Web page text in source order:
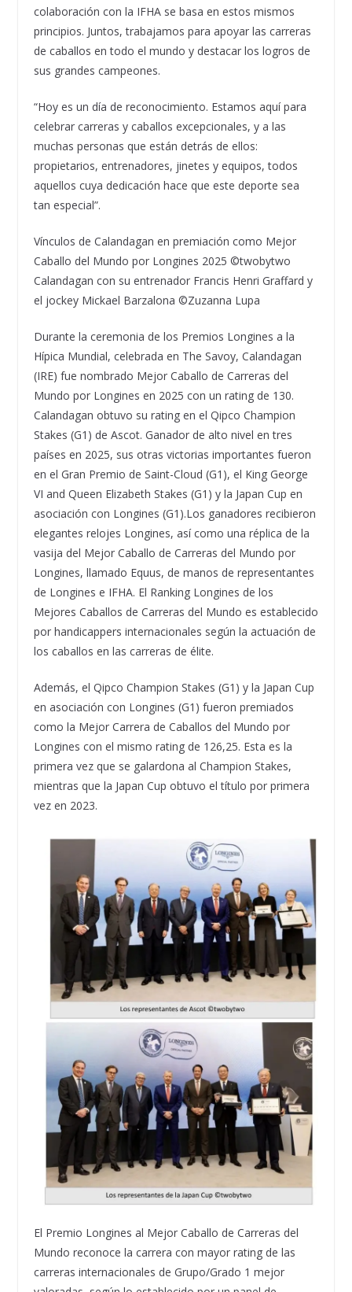
colaboración con la IFHA se basa en estos mismos
principios. Juntos, trabajamos para apoyar las carreras
de caballos en todo el mundo y destacar los logros de
sus grandes campeones.
“Hoy es un día de reconocimiento. Estamos aquí para
celebrar carreras y caballos excepcionales, y a las
muchas personas que están detrás de ellos:
propietarios, entrenadores, jinetes y equipos, todos
aquellos cuya dedicación hace que este deporte sea
tan especial”.
Vínculos de Calandagan en premiación como Mejor
Caballo del Mundo por Longines 2025 ©twobytwo
Calandagan con su entrenador Francis Henri Graffard y
el jockey Mickael Barzalona ©Zuzanna Lupa
Durante la ceremonia de los Premios Longines a la
Hípica Mundial, celebrada en The Savoy, Calandagan
(IRE) fue nombrado Mejor Caballo de Carreras del
Mundo por Longines en 2025 con un rating de 130.
Calandagan obtuvo su rating en el Qipco Champion
Stakes (G1) de Ascot. Ganador de alto nivel en tres
países en 2025, sus otras victorias importantes fueron
en el Gran Premio de Saint-Cloud (G1), el King George
VI and Queen Elizabeth Stakes (G1) y la Japan Cup en
asociación con Longines (G1).Los ganadores recibieron
elegantes relojes Longines, así como una réplica de la
vasija del Mejor Caballo de Carreras del Mundo por
Longines, llamado Equus, de manos de representantes
de Longines e IFHA. El Ranking Longines de los
Mejores Caballos de Carreras del Mundo es establecido
por handicappers internacionales según la actuación de
los caballos en las carreras de élite.
Además, el Qipco Champion Stakes (G1) y la Japan Cup
en asociación con Longines (G1) fueron premiados
como la Mejor Carrera de Caballos del Mundo por
Longines con el mismo rating de 126,25. Esta es la
primera vez que se galardona al Champion Stakes,
mientras que la Japan Cup obtuvo el título por primera
vez en 2023.
El Premio Longines al Mejor Caballo de Carreras del
Mundo reconoce la carrera con mayor rating de las
carreras internacionales de Grupo/Grado 1 mejor